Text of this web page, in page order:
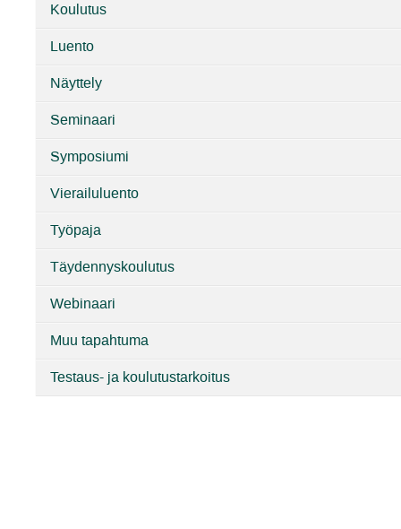
Koulutus
Luento
Näyttely
Seminaari
Symposiumi
Vierailuluento
Työpaja
Täydennyskoulutus
Webinaari
Muu tapahtuma
Testaus- ja koulutustarkoitus